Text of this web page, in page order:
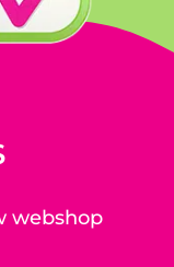
webshop